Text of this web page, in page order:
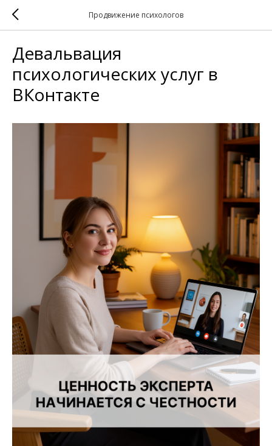
Продвижение психологов
Девальвация
психологических услуг в
ВКонтакте